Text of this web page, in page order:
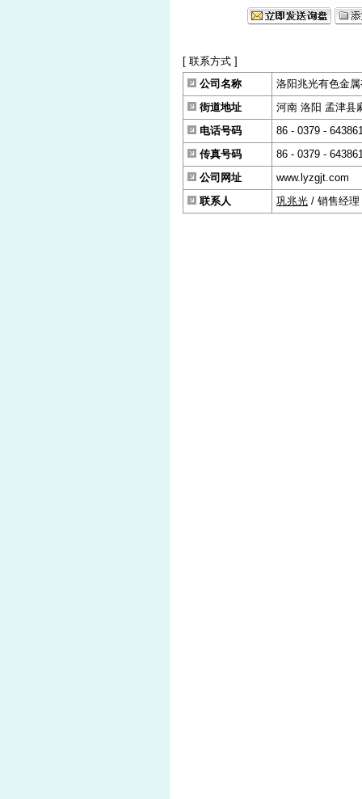
[ 联系方式 ]
公司名称
洛阳兆光有色金
街道地址
河南 洛阳 孟津县
电话号码
86 - 0379 -
传真号码
86 - 0379 -
公司网址
www.lyzgjt.com
联系人
巩兆光 / 销售经理